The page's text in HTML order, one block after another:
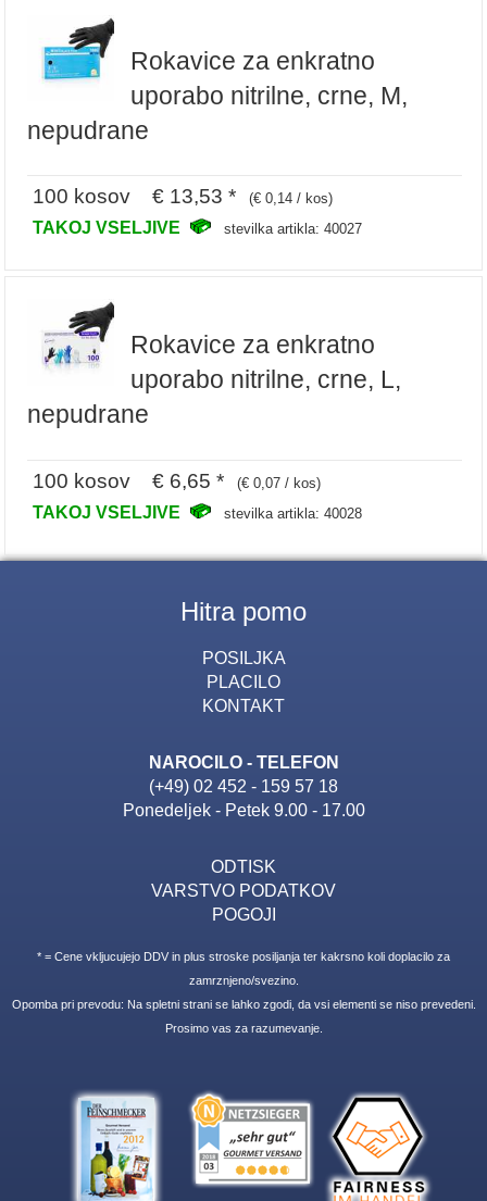
Rokavice za enkratno
uporabo nitrilne, crne, M,
nepudrane
100 kosov € 13,53 * (€ 0,14 / kos)
TAKOJ VSELJIVE stevilka artikla: 40027
Rokavice za enkratno
uporabo nitrilne, crne, L,
nepudrane
100 kosov € 6,65 * (€ 0,07 / kos)
TAKOJ VSELJIVE stevilka artikla: 40028
Hitra pomo
POSILJKA
PLACILO
KONTAKT
NAROCILO - TELEFON
(+49) 02 452 - 159 57 18
Ponedeljek - Petek 9.00 - 17.00
ODTISK
VARSTVO PODATKOV
POGOJI
* = Cene vkljucujejo DDV in plus stroske posiljanja ter kakrsno koli doplacilo za
zamrznjeno/svezino.
Opomba pri prevodu: Na spletni strani se lahko zgodi, da vsi elementi se niso prevedeni.
Prosimo vas za razumevanje.